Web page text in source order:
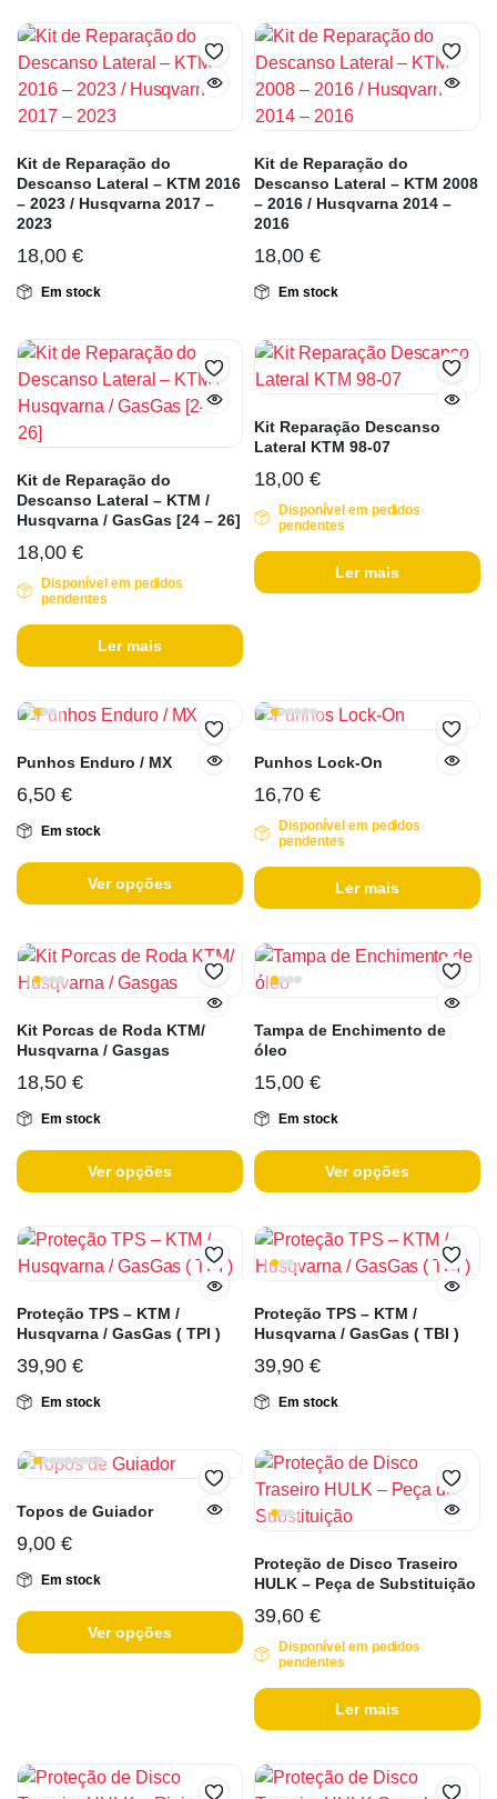
Kit de Reparação do
Descanso Lateral – KTM 2016
– 2023 / Husqvarna 2017 –
2023
18,00 €
Em stock
Kit de Reparação do
Descanso Lateral – KTM 2008
– 2016 / Husqvarna 2014 –
2016
18,00 €
Em stock
Kit de Reparação do
Descanso Lateral – KTM /
Husqvarna / GasGas [24 – 26]
18,00 €
Disponível em pedidos
pendentes
Ler mais
Kit Reparação Descanso
Lateral KTM 98-07
18,00 €
Disponível em pedidos
pendentes
Ler mais
Punhos Enduro / MX
6,50 €
Em stock
Ver opções
Punhos Lock-On
16,70 €
Disponível em pedidos
pendentes
Ler mais
Kit Porcas de Roda KTM/
Husqvarna / Gasgas
18,50 €
Em stock
Ver opções
Tampa de Enchimento de
óleo
15,00 €
Em stock
Ver opções
Proteção TPS – KTM /
Husqvarna / GasGas ( TPI )
39,90 €
Em stock
Proteção TPS – KTM /
Husqvarna / GasGas ( TBI )
39,90 €
Em stock
Topos de Guiador
9,00 €
Em stock
Ver opções
Proteção de Disco Traseiro
HULK – Peça de Substituição
39,60 €
Disponível em pedidos
pendentes
Ler mais